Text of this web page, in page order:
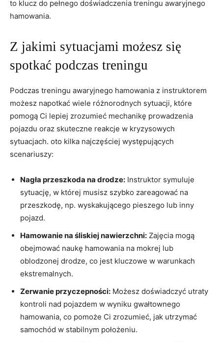
to klucz do pełnego doświadczenia treningu awaryjnego
hamowania.
Z jakimi sytuacjami możesz się
spotkać podczas treningu
Podczas treningu awaryjnego hamowania z instruktorem
możesz napotkać wiele różnorodnych sytuacji,⁣ które
pomogą Ci lepiej zrozumieć mechanikę prowadzenia⁣
pojazdu oraz skuteczne reakcje‌ w‍ kryzysowych
sytuacjach. oto kilka najczęściej występujących
scenariuszy:
Nagła przeszkoda na drodze: Instruktor symuluje
sytuację, w⁢ której ⁢musisz szybko zareagować na
przeszkodę, np. wyskakującego pieszego lub inny
pojazd.
Hamowanie na śliskiej nawierzchni: Zajęcia mogą
obejmować naukę‌ hamowania na mokrej lub
oblodzonej ‌drodze, co​ jest kluczowe w warunkach
‍ekstremalnych.
Zerwanie przyczepności: Możesz doświadczyć utraty‍
kontroli nad pojazdem w wyniku gwałtownego
hamowania, co​ pomoże Ci ‌zrozumieć, jak utrzymać
samochód w stabilnym położeniu.